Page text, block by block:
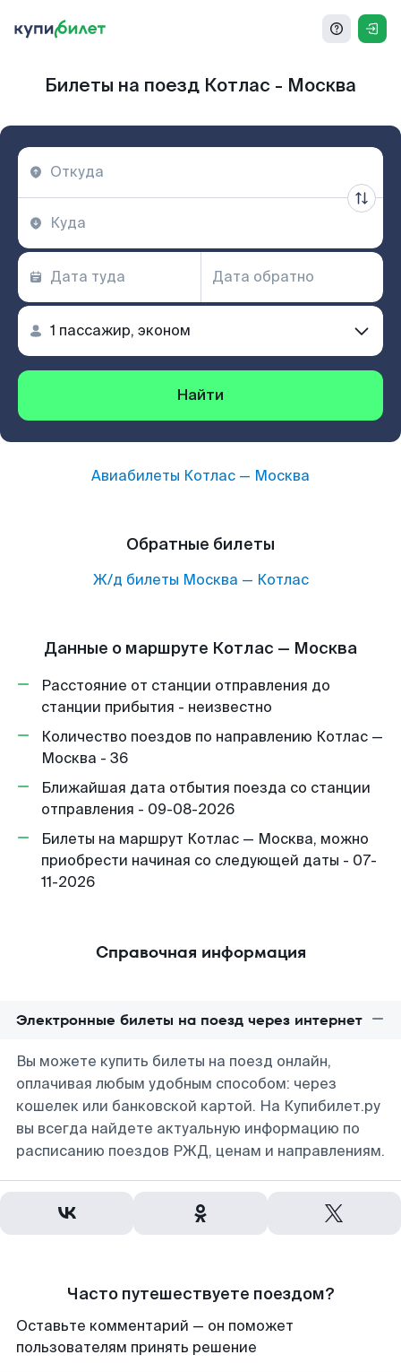
Билеты на поезд Котлас - Москва
Найти
Авиабилеты Котлас — Москва
Обратные билеты
Ж/д билеты Москва — Котлас
Данные о маршруте Котлас — Москва
Расстояние от станции отправления до
станции прибытия - неизвестно
Количество поездов по направлению Котлас —
Москва - 36
Ближайшая дата отбытия поезда со станции
отправления - 09-08-2026
Билеты на маршрут Котлас — Москва, можно
приобрести начиная со следующей даты - 07-
11-2026
Справочная информация
Электронные билеты на поезд через интернет
Вы можете купить билеты на поезд онлайн,
оплачивая любым удобным способом: через
кошелек или банковской картой. На Купибилет.ру
вы всегда найдете актуальную информацию по
расписанию поездов РЖД, ценам и направлениям.
Часто путешествуете поездом?
Оставьте комментарий — он поможет
пользователям принять решение